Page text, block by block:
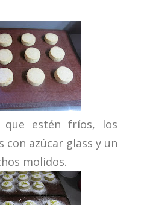
estén fríos, los
con azúcar glass y un
molidos.